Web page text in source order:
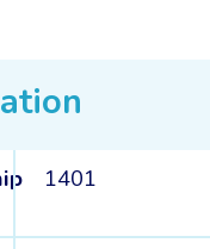
1401